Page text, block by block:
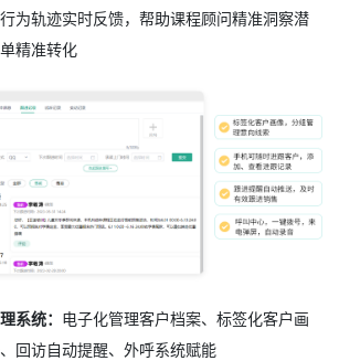
为轨迹实时反馈，帮助课程顾问精准洞察潜
精准转化
系统： 电子化管理客户档案、标签化客户画
回访自动提醒、外呼系统赋能